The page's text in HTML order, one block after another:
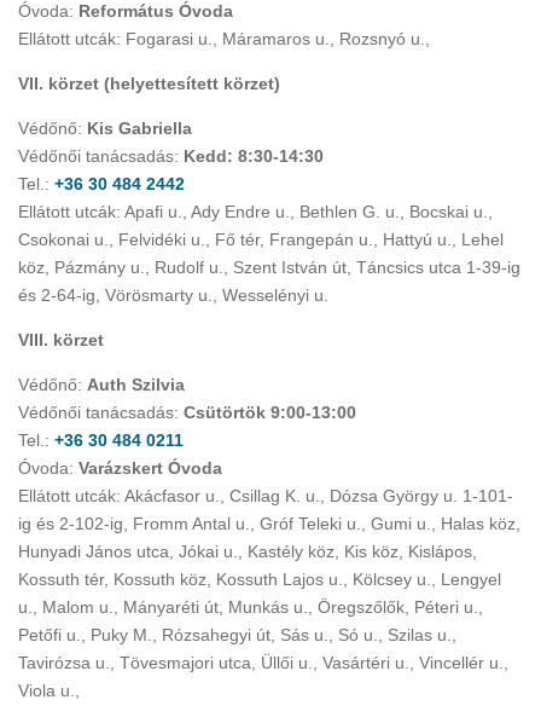
Óvoda: Református Óvoda
Ellátott utcák: Fogarasi u., Máramaros u., Rozsnyó u.,
VII. körzet (helyettesített körzet)
Védőnő: Kis Gabriella
Védőnői tanácsadás: Kedd: 8:30-14:30
Tel.: +36 30 484 2442
Ellátott utcák: Apafi u., Ady Endre u., Bethlen G. u., Bocskai u.,
Csokonai u., Felvidéki u., Fő tér, Frangepán u., Hattyú u., Lehel
köz, Pázmány u., Rudolf u., Szent István út, Táncsics utca 1-39-ig
és 2-64-ig, Vörösmarty u., Wesselényi u.
VIII. körzet
Védőnő: Auth Szilvia
Védőnői tanácsadás: Csütörtök 9:00-13:00
Tel.: +36 30 484 0211
Óvoda: Varázskert Óvoda
Ellátott utcák: Akácfasor u., Csillag K. u., Dózsa György u. 1-101-
ig és 2-102-ig, Fromm Antal u., Gróf Teleki u., Gumi u., Halas köz,
Hunyadi János utca, Jókai u., Kastély köz, Kis köz, Kislápos,
Kossuth tér, Kossuth köz, Kossuth Lajos u., Kölcsey u., Lengyel
u., Malom u., Mányaréti út, Munkás u., Öregszőlők, Péteri u.,
Petőfi u., Puky M., Rózsahegyi út, Sás u., Só u., Szilas u.,
Tavirózsa u., Tövesmajori utca, Üllői u., Vasártéri u., Vincellér u.,
Viola u.,